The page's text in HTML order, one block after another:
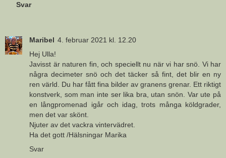
Svar
Maribel 4. februar 2021 kl. 12.20
Hej Ulla!
Javisst är naturen fin, och speciellt nu när vi har snö. Vi har
några decimeter snö och det täcker så fint, det blir en ny
ren värld. Du har fått fina bilder av granens grenar. Ett riktigt
konstverk, som man inte ser lika bra, utan snön. Var ute på
en långpromenad igår och idag, trots många köldgrader,
men det var skönt.
Njuter av det vackra vintervädret.
Ha det gott /Hälsningar Marika
Svar